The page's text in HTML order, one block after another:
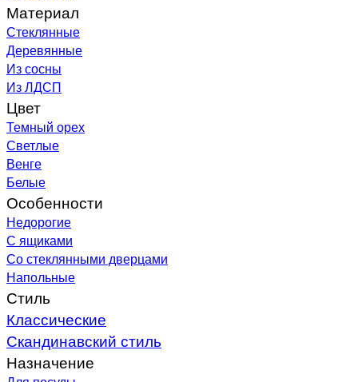
Материал
Стеклянные
Деревянные
Из сосны
Из ЛДСП
Цвет
Темный орех
Светлые
Венге
Белые
Особенности
Недорогие
С ящиками
Со стеклянными дверцами
Напольные
Стиль
Классические
Скандинавский стиль
Назначение